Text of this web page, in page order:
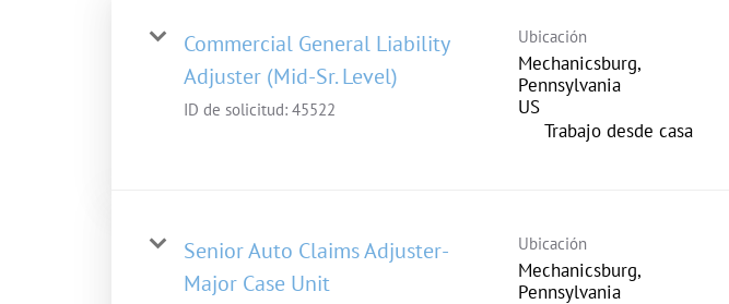
Commercial General Liability
Adjuster (Mid-Sr. Level)
ID de solicitud: 45522
Ubicación
Mechanicsburg,
Pennsylvania
inicio
Trabajo desde casa
Senior Auto Claims Adjuster-
Major Case Unit
Ubicación
Mechanicsburg,
Pennsylvania